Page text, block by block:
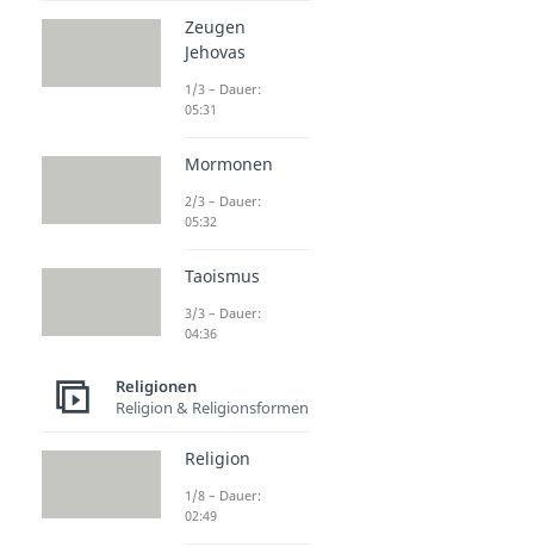
Zeugen
Jehovas
1/3 – Dauer:
05:31
Mormonen
2/3 – Dauer:
05:32
Taoismus
3/3 – Dauer:
04:36
Religionen
Religion & Religionsformen
Religion
1/8 – Dauer:
02:49